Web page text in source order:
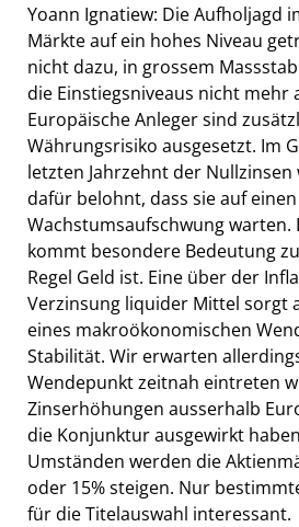
Yoann Ignatiew: Die Aufholjagd
Märkte auf ein hohes Niveau
nicht dazu, in grossem
die Einstiegsniveaus nicht mehr
Europäische Anleger sind
Währungsrisiko ausgesetzt. Im
letzten Jahrzehnt der
dafür belohnt, dass sie auf einen
Wachstumsaufschwung warten.
kommt besondere Bedeutung
Regel Geld ist. Eine über der
Verzinsung liquider Mittel sorgt
eines makroökonomischen
Stabilität. Wir erwarten
Wendepunkt zeitnah eintreten
Zinserhöhungen ausserhalb
die Konjunktur ausgewirkt
Umständen werden die
oder 15% steigen. Nur
für die Titelauswahl interessant.